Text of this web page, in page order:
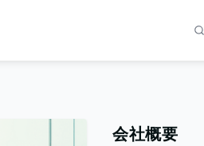
会社概要